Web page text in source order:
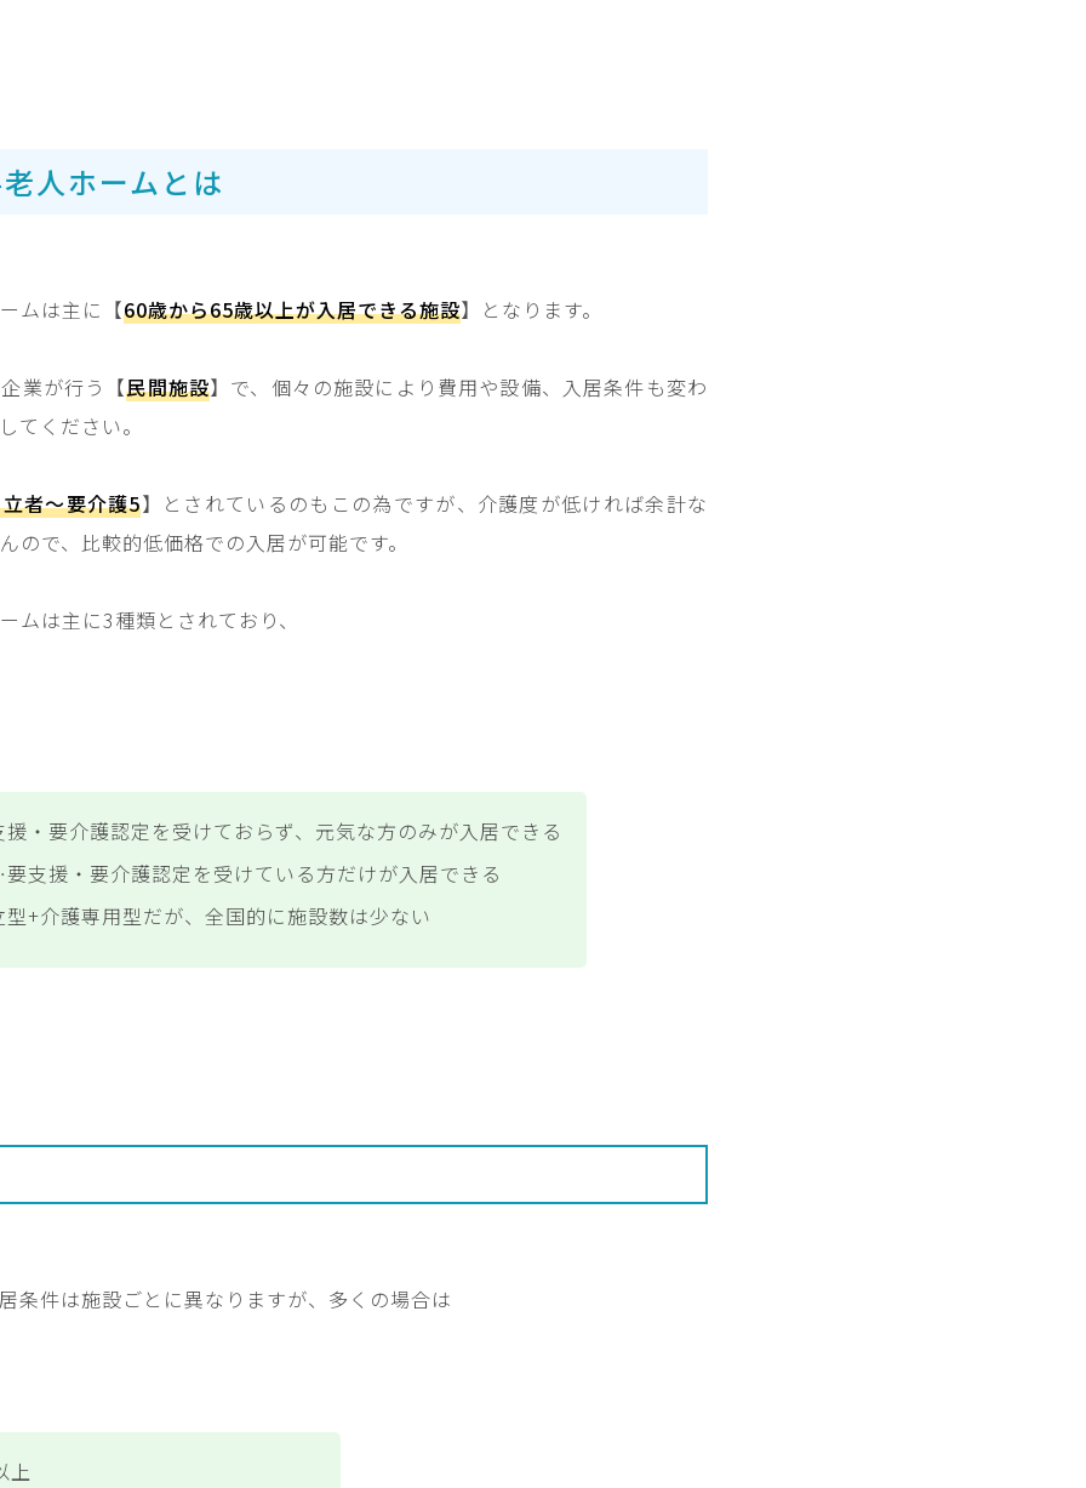
人ホームとは
ムは主に【60歳から65歳以上が入居できる施設】となります。
業が行う【民間施設】で、個々の施設により費用や設備、入居条件も変わ
てください。
者〜要介護5】とされているのもこの為ですが、介護度が低ければ余計な
ので、比較的低価格での入居が可能です。
ムは主に3種類とされており、
・要介護認定を受けておらず、元気な方のみが入居できる
支援・要介護認定を受けている方だけが入居できる
+介護専用型だが、全国的に施設数は少ない
条件は施設ごとに異なりますが、多くの場合は
上